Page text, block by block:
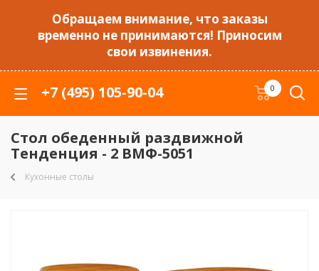
Обращаем внимание, что заказы
временно не принимаются! Приносим
свои извинения.
+7 (495) 105-90-04 0
Стол обеденный раздвижной
Тенденция - 2 ВМФ-5051
Кухонные столы